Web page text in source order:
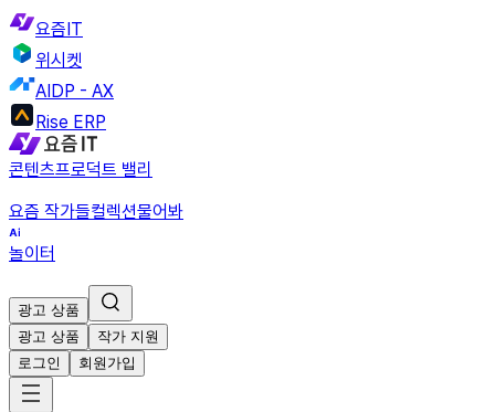
요즘IT
위시켓
AIDP - AX
Rise ERP
콘텐츠프로덕트 밸리
요즘 작가들컬렉션물어봐
놀이터
광고 상품
광고 상품
작가 지원
로그인
회원가입